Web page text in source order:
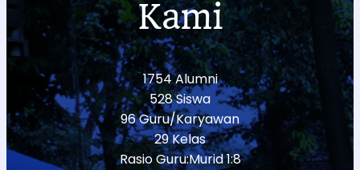
Kami
1754 Alumni
528 Siswa
96 Guru/Karyawan
29 Kelas
Rasio Guru:Murid 1:8